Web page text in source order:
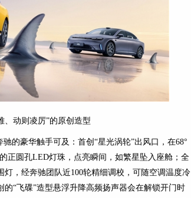
、动则凌厉”的原创造型
的豪华触手可及：首创“星光涡轮”出风口，在68°
正圆孔LED灯珠，点亮瞬间，如繁星坠入座舱；全
，经奔驰团队近100轮精细调校，可随空调温度冷
“飞碟”造型悬浮升降高频扬声器会在解锁开门时